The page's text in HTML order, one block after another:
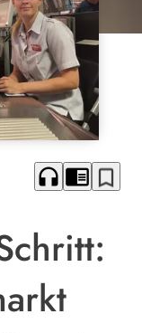
headphones chrome_reader_mode bookmark_border